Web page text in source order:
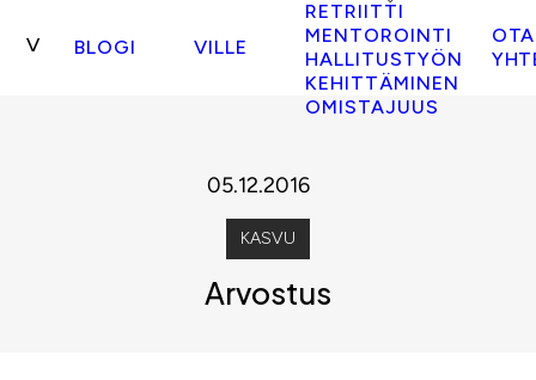
BLOGI VILLE
RETRIITTI
MENTOROINTI
HALLITUSTYÖN
KEHITTÄMINEN
OMISTAJUUS
OTA
05.12.2016
KASVU
Arvostus